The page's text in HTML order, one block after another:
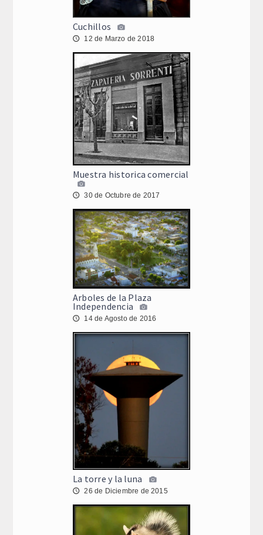
Cuchillos
🕔 12 de Marzo de 2018
Muestra historica comercial
🕔 30 de Octubre de 2017
Arboles de la Plaza
Independencia
🕔 14 de Agosto de 2016
La torre y la luna
🕔 26 de Diciembre de 2015